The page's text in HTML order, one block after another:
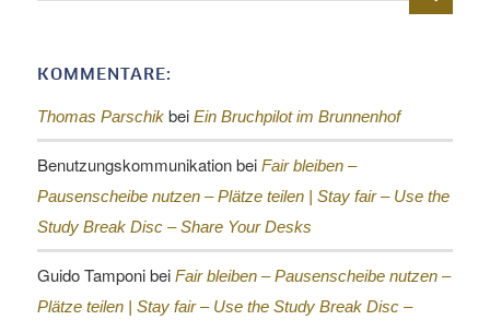
KOMMENTARE:
Thomas Parschikbei Ein Bruchpilot im Brunnenhof
Benutzungskommunikationbei Fair bleiben –
Pausenscheibe nutzen – Plätze teilen | Stay fair – Use the
Study Break Disc – Share Your Desks
Guido Tamponibei Fair bleiben – Pausenscheibe nutzen –
Plätze teilen | Stay fair – Use the Study Break Disc –